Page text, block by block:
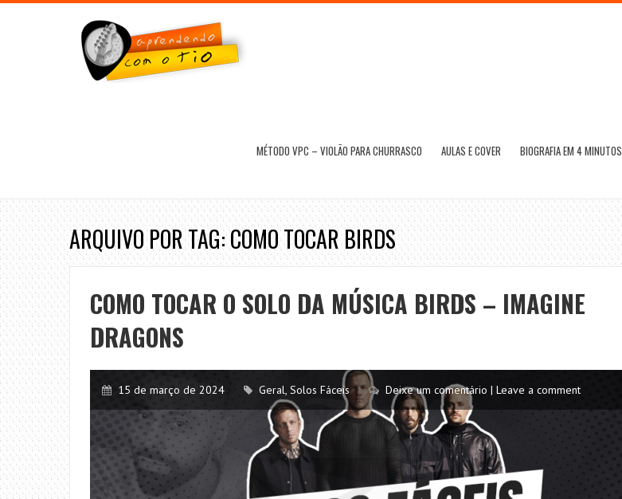
MÉTODO VPC – VIOLÃO PARA CHURRASCO AULAS E COVER BIOGRAFIA EM 4 MINUTOS
ARQUIVO POR TAG: COMO TOCAR BIRDS
COMO TOCAR O SOLO DA MÚSICA BIRDS – IMAGINE
DRAGONS
15 de março de 2024 Geral, Solos Fáceis Deixe um comentário | Leave a comment